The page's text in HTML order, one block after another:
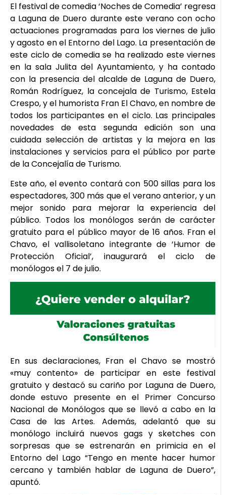
El festival de comedia ‘Noches de Comedia’ regresa
a Laguna de Duero durante este verano con ocho
actuaciones programadas para los viernes de julio
y agosto en el Entorno del Lago. La presentación de
este ciclo de comedia se ha realizado este viernes
en la sala Julita del Ayuntamiento, y ha contado
con la presencia del alcalde de Laguna de Duero,
Román Rodríguez, la concejala de Turismo, Estela
Crespo, y el humorista Fran El Chavo, en nombre de
todos los participantes en el ciclo. Las principales
novedades de esta segunda edición son una
cuidada selección de artistas y la mejora en las
instalaciones y servicios para el público por parte
de la Concejalía de Turismo.
Este año, el evento contará con 500 sillas para los
espectadores, 300 más que el verano anterior, y un
mejor sonido para mejorar la experiencia del
público. Todos los monólogos serán de carácter
gratuito para el público mayor de 16 años. Fran el
Chavo, el vallisoletano integrante de ‘Humor de
Protección Oficial’, inaugurará el ciclo de
monólogos el 7 de julio.
En sus declaraciones, Fran el Chavo se mostró
«muy contento» de participar en este festival
gratuito y destacó su cariño por Laguna de Duero,
donde estuvo presente en el Primer Concurso
Nacional de Monólogos que se llevó a cabo en la
Casa de las Artes. Además, adelantó que su
monólogo incluirá nuevos gags y sketches con
sorpresas que se estrenarán en primicia en el
Entorno del Lago “Tengo en mente hacer humor
cercano y también hablar de Laguna de Duero”,
apuntó.